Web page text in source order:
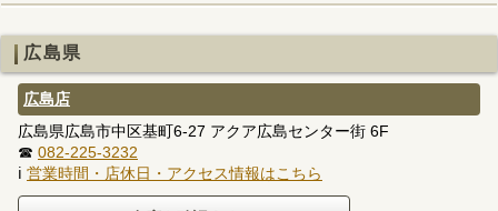
広島県
広島店
広島県広島市中区基町6-27 アクア広島センター街 6F
☎ 082-225-3232
ℹ 営業時間・店休日・アクセス情報はこちら